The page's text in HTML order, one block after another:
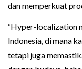
dan memperkuat
“Hyper-localization
Indonesia, di mana
tetapi juga